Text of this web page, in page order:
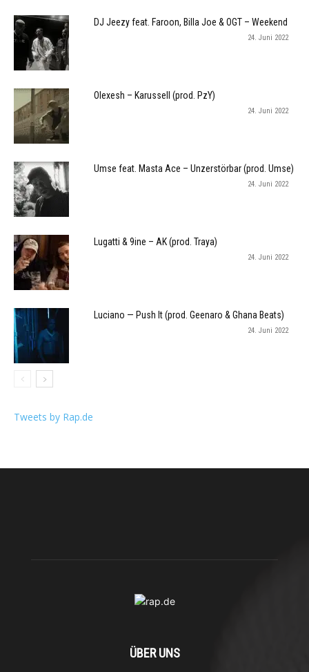
DJ Jeezy feat. Faroon, Billa Joe & OGT – Weekend
24. Juni 2022
Olexesh – Karussell (prod. PzY)
24. Juni 2022
Umse feat. Masta Ace – Unzerstörbar (prod. Umse)
24. Juni 2022
Lugatti & 9ine – AK (prod. Traya)
24. Juni 2022
Luciano — Push It (prod. Geenaro & Ghana Beats)
24. Juni 2022
Tweets by Rap.de
ÜBER UNS